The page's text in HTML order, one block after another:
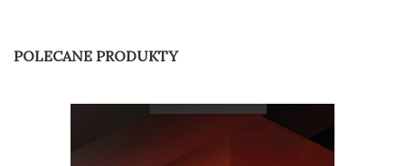
POLECANE PRODUKTY